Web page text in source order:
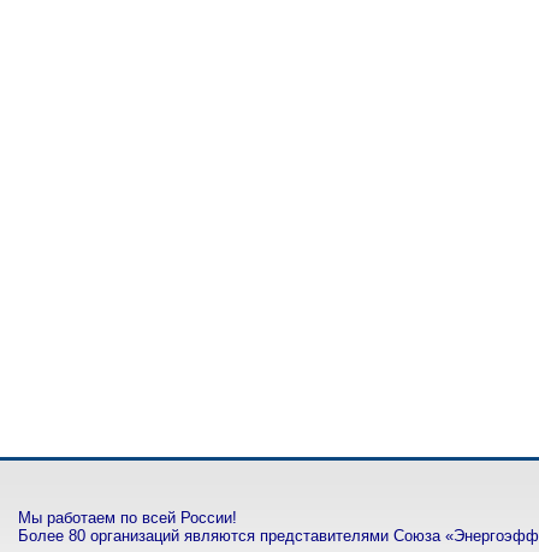
Мы работаем по всей России!
Более 80 организаций являются представителями Союза